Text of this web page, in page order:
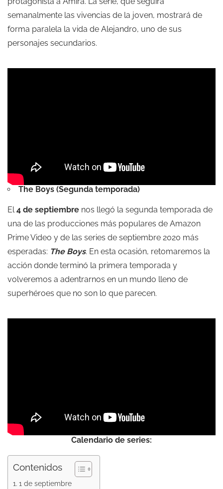
semanalmente las vivencias de la joven, mostrará de
forma paralela la vida de Alejandro, uno de sus
personajes secundarios.
The Boys (Segunda temporada)
El4 de septiembre nos llegó la segunda temporada de
una de las producciones más populares de Amazon
Prime Video y de las series de septiembre 2020 más
esperadas: The Boys. En esta ocasión, retomaremos la
acción donde terminó la primera temporada y
volveremos a adentrarnos en un mundo lleno de
superhéroes que no son lo que parecen.
Calendario de series:
Contenidos
1 de septiembre